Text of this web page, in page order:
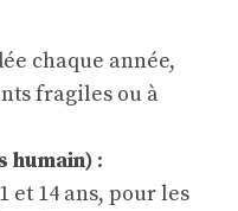
chaque année,
fragiles ou à
humain) :
et 14 ans, pour les